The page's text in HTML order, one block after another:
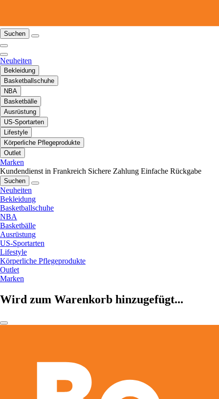
Suchen
Neuheiten
Bekleidung
Basketballschuhe
NBA
Basketbälle
Ausrüstung
US-Sportarten
Lifestyle
Körperliche Pflegeprodukte
Outlet
Marken
Kundendienst in Frankreich Sichere Zahlung Einfache Rückgabe
Suchen
Neuheiten
Bekleidung
Basketballschuhe
NBA
Basketbälle
Ausrüstung
US-Sportarten
Lifestyle
Körperliche Pflegeprodukte
Outlet
Marken
Wird zum Warenkorb hinzugefügt...